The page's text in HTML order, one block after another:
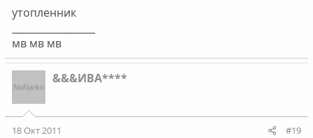
утопленник
мв мв мв
&&&ИВА****
18 Окт 2011 #19